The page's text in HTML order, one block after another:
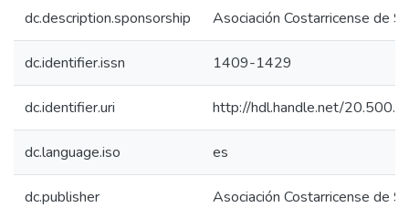
dc.description.sponsorship Asociación Costarricense de
dc.identifier.issn 1409-1429
dc.identifier.uri http://hdl.handle.net/
dc.language.iso es
dc.publisher Asociación Costarricense de